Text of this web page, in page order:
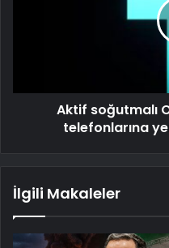
Aktif soğutmalı
telefonlarına
İlgili Makaleler